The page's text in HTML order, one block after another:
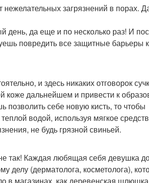
нежелательных загрязнений в порах.
да еще и по несколько раз! И
повредить все защитные барьеры
и здесь никаких отговорок
коже дальнейшем и привести к
себе новую кисть, то чтобы
водой, используя мягкое
не будь грязной свиньей.
так! Каждая любящая себя девушка
делу (дерматолога, косметолога),